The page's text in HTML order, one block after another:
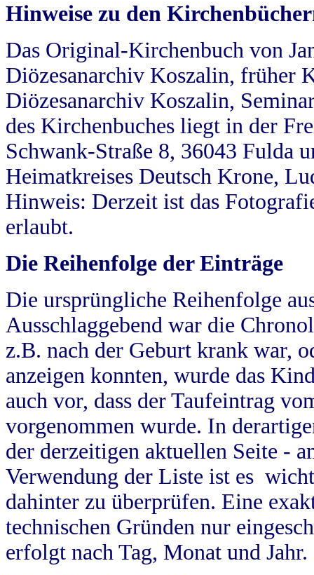
Hinweise zu den
Das Original-Kirchenbuch von
Diözesanarchiv Koszalin, früher
Diözesanarchiv Koszalin,
des Kirchenbuches liegt in der
Schwank-Straße 8, 36043 Fulda
Heimatkreises Deutsch Krone,
Hinweis: Derzeit ist das
erlaubt.
Die Reihenfolge der Einträge
Die ursprüngliche Reihenfolge
Ausschlaggebend war die
z.B. nach der Geburt krank war,
anzeigen konnten, wurde das
auch vor, dass der Taufeintrag
vorgenommen wurde. In
der derzeitigen aktuellen Seite -
Verwendung der Liste ist es
dahinter zu überprüfen. Eine
technischen Gründen nur
erfolgt nach Tag, Monat und Jahr.